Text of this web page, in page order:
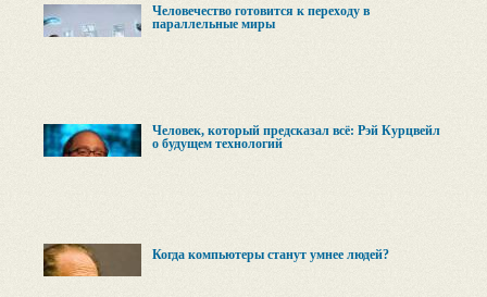
Человечество готовится к переходу в
параллельные миры
Человек, который предсказал всё: Рэй Курцвейл
о будущем технологий
Когда компьютеры станут умнее людей?